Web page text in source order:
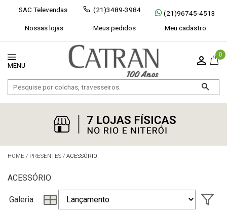
SAC Televendas (21)3489-3984
(21)96745-4513
Nossas lojas
Meus pedidos Meu cadastro
0
Exibir todos Fechar [×]
HOME / PRESENTES / ACESSÓRIO
ACESSÓRIO
Galeria